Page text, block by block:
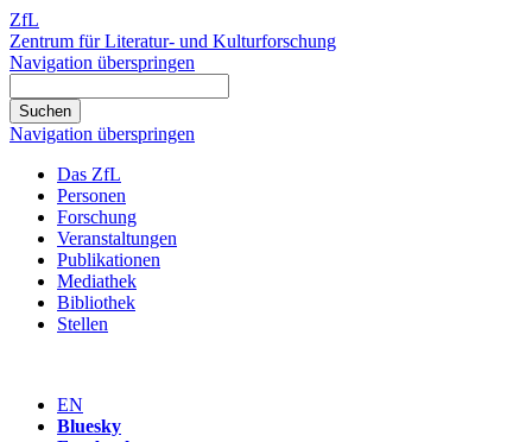
ZfL
Zentrum für Literatur- und Kulturforschung
Navigation überspringen
Navigation überspringen
Das ZfL
Personen
Forschung
Veranstaltungen
Publikationen
Mediathek
Bibliothek
Stellen
EN
Bluesky